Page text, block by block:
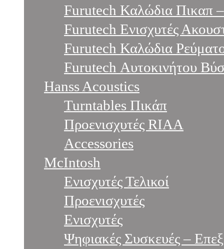
Furutech Καλώδια Πικαπ
Furutech Ενισχυτές
Furutech Καλώδια
Furutech Αυτοκινήτου
Hanss Acoustics
Turntables Πικάπ
Προενισχυτές RIAA
Accessories
McIntosh
Ενισχυτές Τελικοί
Προενισχυτές
Ενισχυτές
Ψηφιακές Συσκευές –